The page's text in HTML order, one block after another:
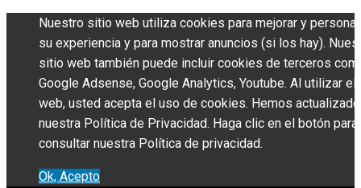
Nuestro sitio web utiliza cookies para mejorar y
su experiencia y para mostrar anuncios (si los hay).
sitio web también puede incluir cookies de terceros
Google Adsense, Google Analytics, Youtube. Al utilizar
web, usted acepta el uso de cookies. Hemos actualizado
nuestra Política de Privacidad. Haga clic en el botón para
consultar nuestra Política de privacidad.
Ok, Acepto